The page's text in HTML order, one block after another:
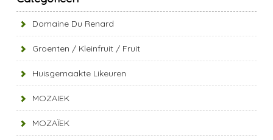
Domaine Du Renard
Groenten / Kleinfruit / Fruit
Huisgemaakte Likeuren
MOZAIEK
MOZAÏEK